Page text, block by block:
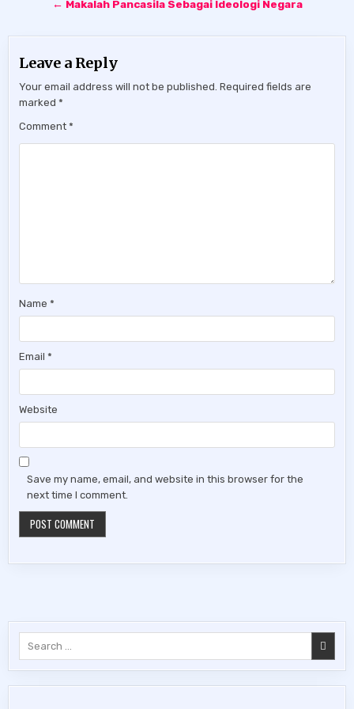
← Makalah Pancasila Sebagai Ideologi Negara
Leave a Reply
Your email address will not be published. Required fields are
marked*
Comment*
Name*
Email*
Website
Save my name, email, and website in this browser for the
next time I comment.